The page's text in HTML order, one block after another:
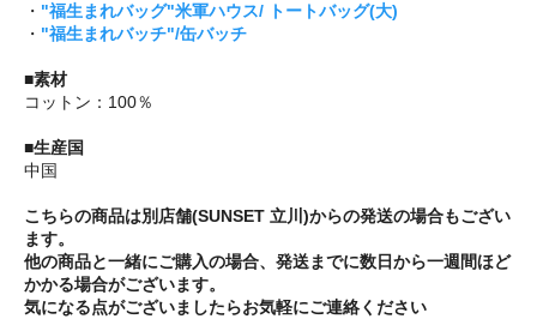
・ "福生まれバッグ"米軍ハウス/ トートバッグ(大)
・ "福生まれバッチ"/缶バッチ
■素材
コットン：100％
■生産国
中国
こちらの商品は別店舗(SUNSET 立川)からの発送の場合もござい
ます。
他の商品と一緒にご購入の場合、発送までに数日から一週間ほど
かかる場合がございます。
気になる点がございましたらお気軽にご連絡ください